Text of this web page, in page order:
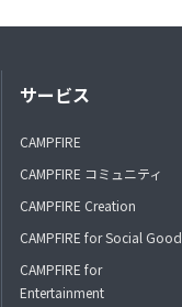
サービス
CAMPFIRE
CAMPFIRE コミュニティ
CAMPFIRE Creation
CAMPFIRE for Social Good
CAMPFIRE for
Entertainment